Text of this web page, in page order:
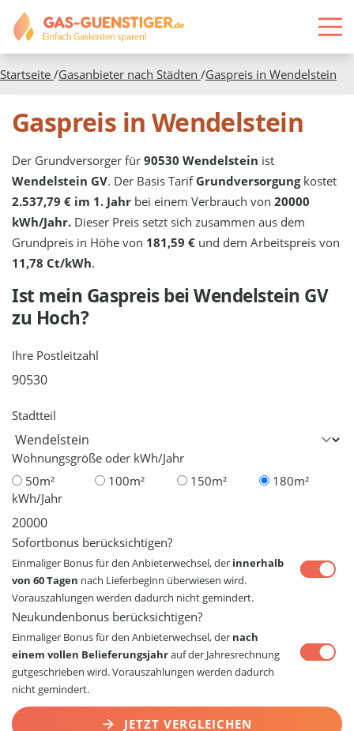
Startseite /Gasanbieter nach Städten /Gaspreis in Wendelstein
Gaspreis in Wendelstein
Der Grundversorger für90530 Wendelstein ist
Wendelstein GV. Der Basis Tarif Grundversorgungkostet
2.537,79 € im 1. Jahr bei einem Verbrauch von20000
kWh/Jahr. Dieser Preis setzt sich zusammen aus dem
Grundpreis in Höhe von 181,59 € und dem Arbeitspreis von
11,78 Ct/kWh.
Ist mein Gaspreis beiWendelstein GV
zu Hoch?
Ihre Postleitzahl
Stadtteil
Wohnungsgröße oder kWh/Jahr
50m²
100m² 150m²
180m²
kWh/Jahr
Sofortbonus berücksichtigen?
Einmaliger Bonus für den Anbieterwechsel, der innerhalb
von 60 Tagen nach Lieferbeginn überwiesen wird.
Vorauszahlungen werden dadurch nicht gemindert.
Neukundenbonus berücksichtigen?
Einmaliger Bonus für den Anbieterwechsel, der nach
einem vollen Belieferungsjahrauf der Jahresrechnung
gutgeschrieben wird. Vorauszahlungen werden dadurch
nicht gemindert.
JETZT VERGLEICHEN